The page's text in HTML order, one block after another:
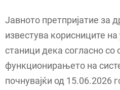
Јавното претпријатие за
известува корисниците
станици дека согласно
функционирањето на
почнувајќи од 15.06.2026